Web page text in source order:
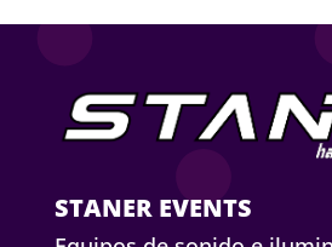
STANER EVENTS